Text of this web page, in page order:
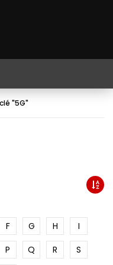
"5G"
F G H
I
P Q R
S